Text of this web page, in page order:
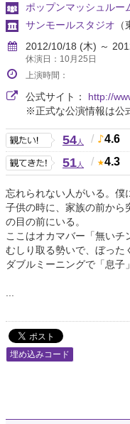
ポップンマッシュルー
サンモールスタジオ
2012/10/18 (木) ～
休演日：10月25日
上演時間：
公式サイト： http://
※正式な公演情報は公
54人 / 4.6
51人 / 4.3
忘れられない人がいる。僕
子供の時に、家族の前から
の目の前にいる。
ここはオカマバー「無いチ
むしり取る勢いで、ぼった
ダブルミーニングで「息子
埋め込みコード